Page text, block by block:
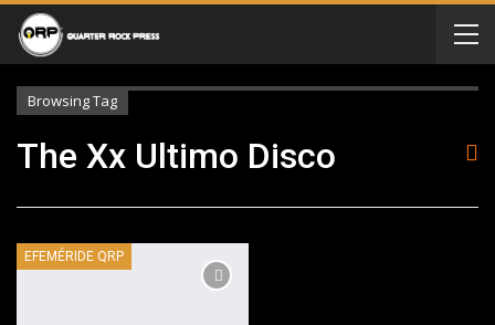
Browsing Tag
The Xx Ultimo Disco
EFEMÉRIDE QRP